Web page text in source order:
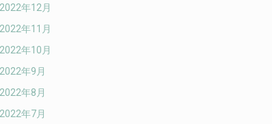
2022年12月
2022年11月
2022年10月
2022年9月
2022年8月
2022年7月